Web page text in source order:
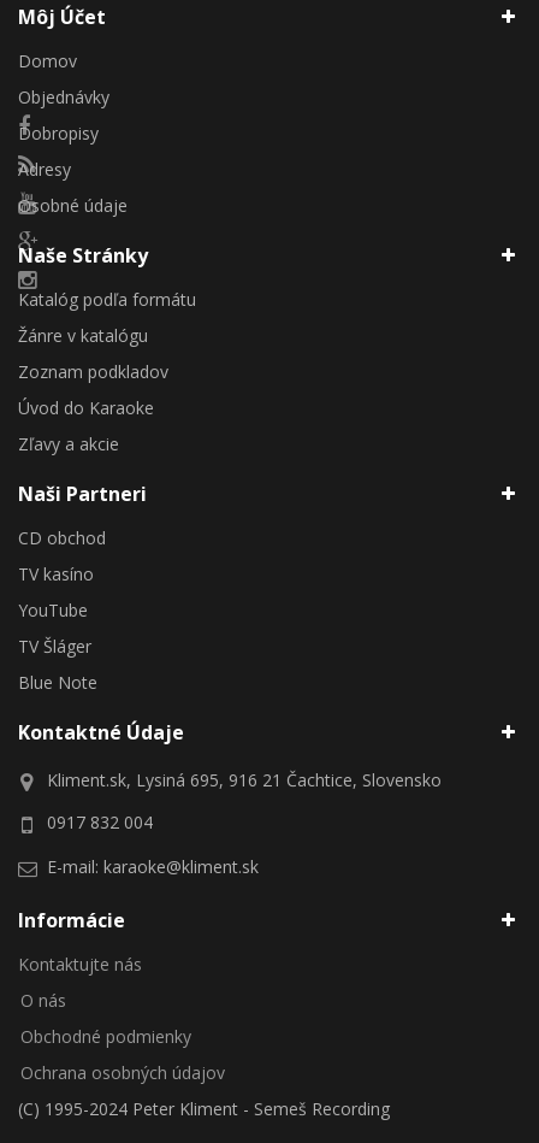
Môj Účet
Domov
Objednávky
Dobropisy
Adresy
Osobné údaje
Naše Stránky
Katalóg podľa formátu
Žánre v katalógu
Zoznam podkladov
Úvod do Karaoke
Zľavy a akcie
Naši Partneri
CD obchod
TV kasíno
YouTube
TV Šláger
Blue Note
Kontaktné Údaje
Kliment.sk, Lysiná 695, 916 21 Čachtice, Slovensko
0917 832 004
E-mail: karaoke@kliment.sk
Informácie
Kontaktujte nás
O nás
Obchodné podmienky
Ochrana osobných údajov
(C) 1995-2024 Peter Kliment - Semeš Recording